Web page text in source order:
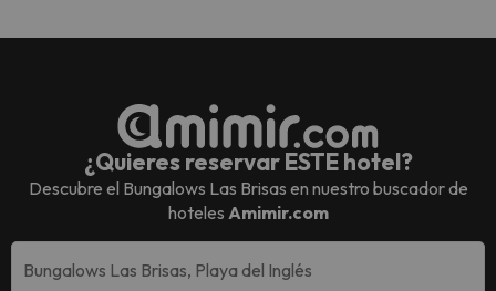
¿Quieres reservar ESTE hotel?
Descubre el Bungalows Las Brisas en nuestro buscador de
hoteles Amimir.com